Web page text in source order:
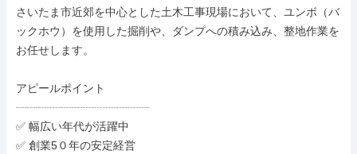
さいたま市近郊を中心とした土木工事現場において、ユンボ（バ
ックホウ）を使用した掘削や、ダンプへの積み込み、整地作業を
お任せします。
アピールポイント
┈┈┈┈┈┈┈┈┈┈┈┈
✅ 幅広い年代が活躍中
✅ 創業5０年の安定経営